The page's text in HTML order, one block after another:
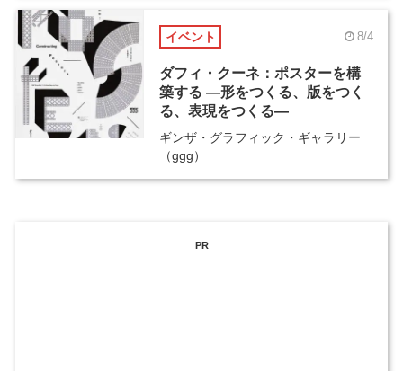
イベント 8/4
ダフィ・クーネ：ポスターを構
築する ―形をつくる、版をつく
る、表現をつくる―
ギンザ・グラフィック・ギャラリー
（ggg）
PR